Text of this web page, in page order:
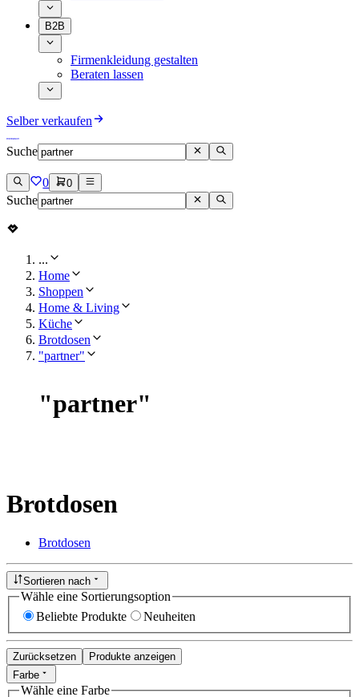
B2B
Firmenkleidung gestalten
Beraten lassen
Selber verkaufen
Suche
0 0
Suche
...
Home
Shoppen
Home & Living
Küche
Brotdosen
"partner"
"partner"
Brotdosen
Brotdosen
Sortieren nach
Wähle eine Sortierungsoption
Beliebte Produkte
Neuheiten
Zurücksetzen
Produkte anzeigen
Farbe
Wähle eine Farbe